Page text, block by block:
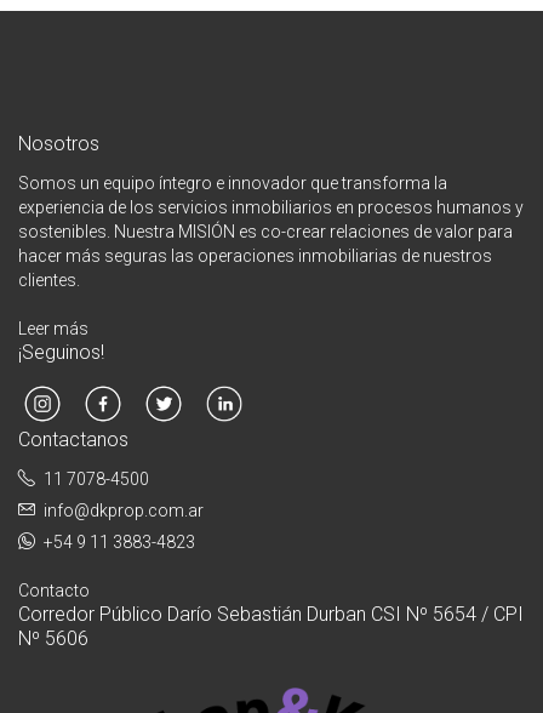
Nosotros
Somos un equipo íntegro e innovador que transforma la
experiencia de los servicios inmobiliarios en procesos humanos y
sostenibles. Nuestra MISIÓN es co-crear relaciones de valor para
hacer más seguras las operaciones inmobiliarias de nuestros
clientes.
Leer más
¡Seguinos!
Contactanos
11 7078-4500
info@dkprop.com.ar
+54 9 11 3883-4823
Contacto
Corredor Público Darío Sebastián Durban CSI Nº 5654 / CPI
Nº 5606